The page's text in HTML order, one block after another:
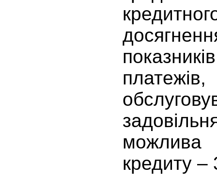
можлива
кредиту –